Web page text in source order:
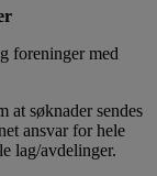
foreninger med
at søknader sendes
ansvar for hele
lag/avdelinger.